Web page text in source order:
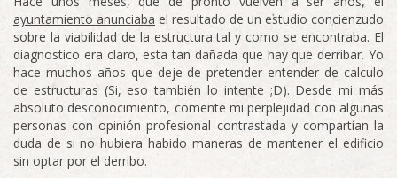
ayuntamiento anunciaba el resultado de un estudio concienzudo
sobre la viabilidad de la estructura tal y como se encontraba. El
diagnostico era claro, esta tan dañada que hay que derribar. Yo
hace muchos años que deje de pretender entender de calculo
de estructuras (Si, eso también lo intente ;D). Desde mi más
absoluto desconocimiento, comente mi perplejidad con algunas
personas con opinión profesional contrastada y compartían la
duda de si no hubiera habido maneras de mantener el edificio
sin optar por el derribo.